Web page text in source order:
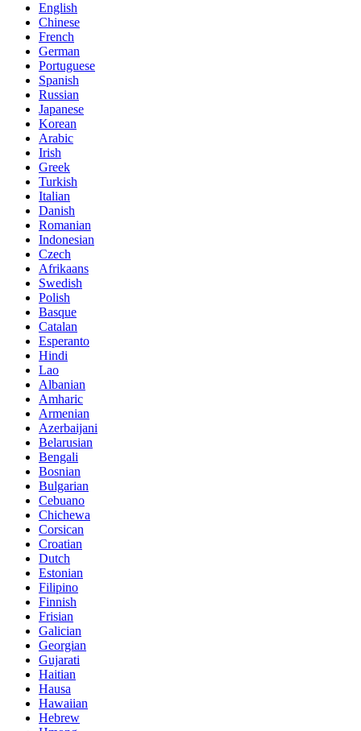
English
Chinese
French
German
Portuguese
Spanish
Russian
Japanese
Korean
Arabic
Irish
Greek
Turkish
Italian
Danish
Romanian
Indonesian
Czech
Afrikaans
Swedish
Polish
Basque
Catalan
Esperanto
Hindi
Lao
Albanian
Amharic
Armenian
Azerbaijani
Belarusian
Bengali
Bosnian
Bulgarian
Cebuano
Chichewa
Corsican
Croatian
Dutch
Estonian
Filipino
Finnish
Frisian
Galician
Georgian
Gujarati
Haitian
Hausa
Hawaiian
Hebrew